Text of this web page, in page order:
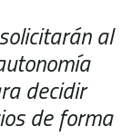
al
decidir
de forma